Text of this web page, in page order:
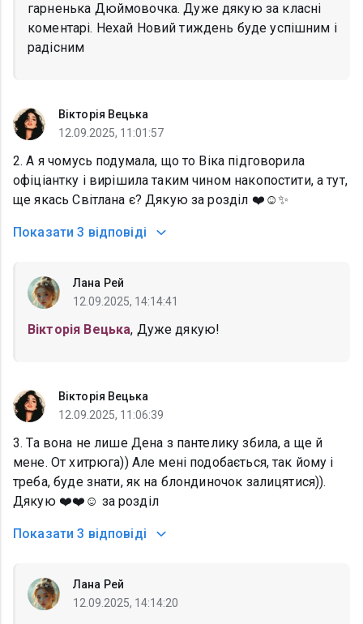
гарненька Дюймовочка. Дуже дякую за класні
коментарі. Нехай Новий тиждень буде успішним і
радісним
Вікторія Вецька
12.09.2025, 11:01:57
2. А я чомусь подумала, що то Віка підговорила
офіціантку і вирішила таким чином накопостити, а тут,
ще якась Світлана є? Дякую за розділ ❤️☺️✨
Показати 3 відповіді
Лана Рей
12.09.2025, 14:14:41
Вікторія Вецька, Дуже дякую!
Вікторія Вецька
12.09.2025, 11:06:39
3. Та вона не лише Дена з пантелику збила, а ще й
мене. От хитрюга)) Але мені подобається, так йому і
треба, буде знати, як на блондиночок залицятися)).
Дякую ❤️❤️☺️ за розділ
Показати 3 відповіді
Лана Рей
12.09.2025, 14:14:20